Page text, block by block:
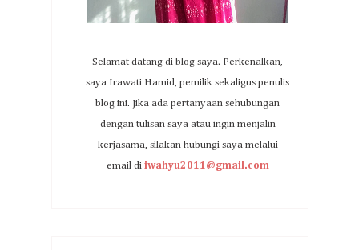
Selamat datang di blog saya. Perkenalkan,
saya Irawati Hamid, pemilik sekaligus penulis
blog ini. Jika ada pertanyaan sehubungan
dengan tulisan saya atau ingin menjalin
kerjasama, silakan hubungi saya melalui
email di iwahyu2011@gmail.com